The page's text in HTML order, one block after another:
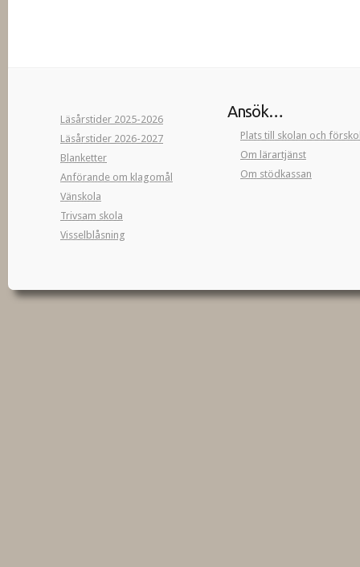
Läsårstider 2025-2026
Läsårstider 2026-2027
Blanketter
Anförande om klagomål
Vänskola
Trivsam skola
Visselblåsning
Ansök…
Plats till skolan och
Om lärartjänst
Om stödkassan